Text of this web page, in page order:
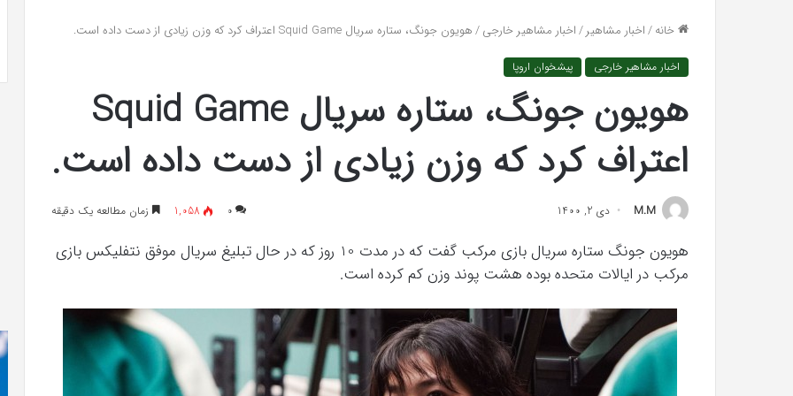
خانه/اخبار مشاهیر/اخبار مشاهیر خارجی/هویون جونگ، ستاره سریال Squid Game اعتراف کرد که وزن زیادی از دست داده است.
اخبار مشاهیر خارجی پیشخوان اروپا
هویون جونگ، ستاره سریال Squid Game
اعتراف کرد که وزن زیادی از دست داده است.
M.M دی 2, 1400 ۰ 1,058 زمان مطالعه یک دقیقه
هویون جونگ ستاره سریال بازی مرکب گفت که در مدت 10 روز که در حال تبلیغ سریال موفق نتفلیکس بازی
مرکب در ایالات متحده بوده هشت پوند وزن کم کرده است.
را
در
دادگاه
می‌دهم»
«پاسخ افتراها را در دادگاه می‌دهم»
می‌شود؟
رابطه
جنسی
کریستن
بل
می